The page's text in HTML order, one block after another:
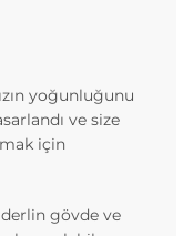
yoğunluğunu
ve size
için
derlin gövde ve